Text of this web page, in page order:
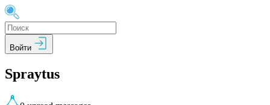
Войти
Spraytus